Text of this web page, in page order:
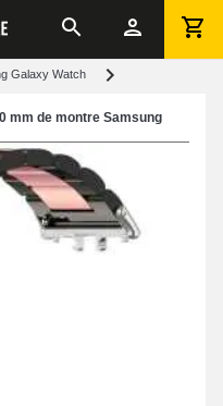
Galaxy Watch
mm de montre Samsung